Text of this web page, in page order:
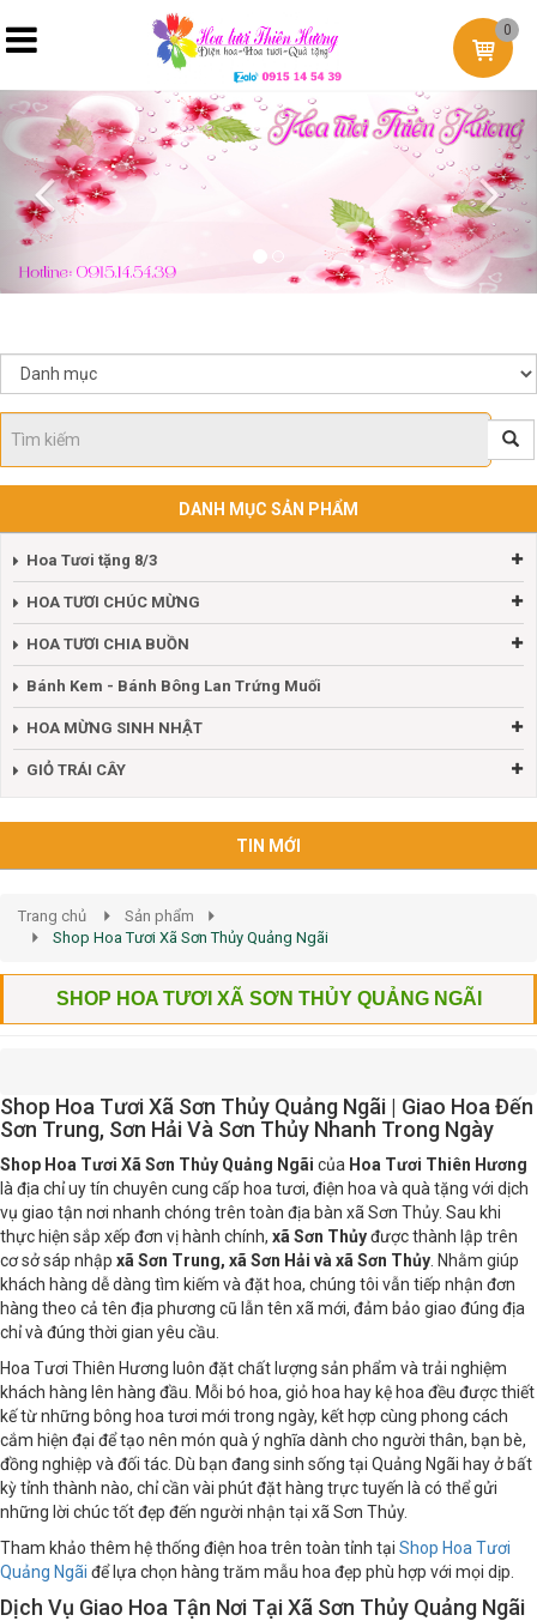
0
Previous
DANH MỤC SẢN PHẨM
Hoa Tươi tặng 8/3
HOA TƯƠI CHÚC MỪNG
HOA TƯƠI CHIA BUỒN
Bánh Kem - Bánh Bông Lan Trứng Muối
HOA MỪNG SINH NHẬT
GIỎ TRÁI CÂY
TIN MỚI
Trang chủ
Sản phẩm
Shop Hoa Tươi Xã Sơn Thủy Quảng Ngãi
SHOP HOA TƯƠI XÃ SƠN THỦY QUẢNG NGÃI
Shop Hoa Tươi Xã Sơn Thủy Quảng Ngãi | Giao Hoa Đến
Sơn Trung, Sơn Hải Và Sơn Thủy Nhanh Trong Ngày
Shop Hoa Tươi Xã Sơn Thủy Quảng Ngãi của Hoa Tươi Thiên Hương
là địa chỉ uy tín chuyên cung cấp hoa tươi, điện hoa và quà tặng với dịch
vụ giao tận nơi nhanh chóng trên toàn địa bàn xã Sơn Thủy. Sau khi
thực hiện sắp xếp đơn vị hành chính, xã Sơn Thủyđược thành lập trên
cơ sở sáp nhập xã Sơn Trung, xã Sơn Hải và xã Sơn Thủy . Nhằm giúp
khách hàng dễ dàng tìm kiếm và đặt hoa, chúng tôi vẫn tiếp nhận đơn
hàng theo cả tên địa phương cũ lẫn tên xã mới, đảm bảo giao đúng địa
chỉ và đúng thời gian yêu cầu.
Hoa Tươi Thiên Hương luôn đặt chất lượng sản phẩm và trải nghiệm
khách hàng lên hàng đầu. Mỗi bó hoa, giỏ hoa hay kệ hoa đều được thiết
kế từ những bông hoa tươi mới trong ngày, kết hợp cùng phong cách
cắm hiện đại để tạo nên món quà ý nghĩa dành cho người thân, bạn bè,
đồng nghiệp và đối tác. Dù bạn đang sinh sống tại Quảng Ngãi hay ở bất
kỳ tỉnh thành nào, chỉ cần vài phút đặt hàng trực tuyến là có thể gửi
những lời chúc tốt đẹp đến người nhận tại xã Sơn Thủy.
Tham khảo thêm hệ thống điện hoa trên toàn tỉnh tại Shop Hoa Tươi
Quảng Ngãi để lựa chọn hàng trăm mẫu hoa đẹp phù hợp với mọi dịp.
Dịch Vụ Giao Hoa Tận Nơi Tại Xã Sơn Thủy Quảng Ngãi